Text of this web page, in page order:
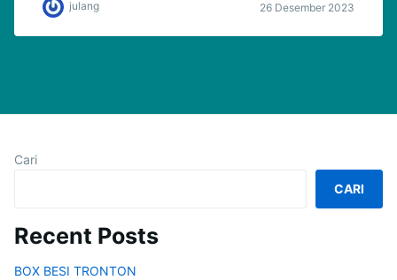
julang 26 Desember 2023
Cari
CARI
Recent Posts
BOX BESI TRONTON